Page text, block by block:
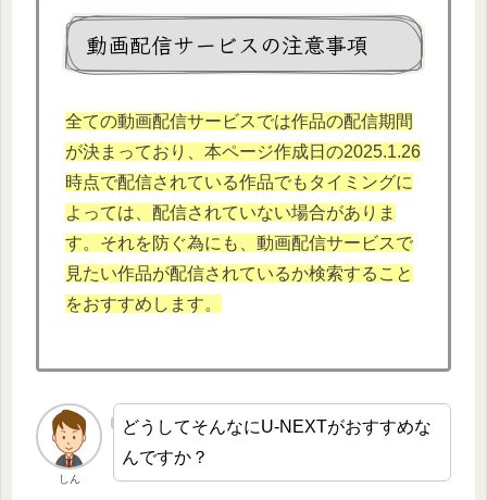
動画配信サービスの注意事項
全ての動画配信サービスでは作品の配信期間
が決まっており、本ページ作成日の2025.1.26
時点で配信されている作品でもタイミングに
よっては、配信されていない場合がありま
す。それを防ぐ為にも、動画配信サービスで
見たい作品が配信されているか検索すること
をおすすめします。
しん
どうしてそんなにU-NEXTがおすすめな
んですか？